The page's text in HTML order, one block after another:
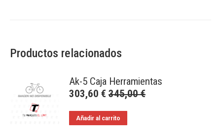
Productos relacionados
Ak-5 Caja Herramientas
303,60 € 345,00€
Añadir al carrito